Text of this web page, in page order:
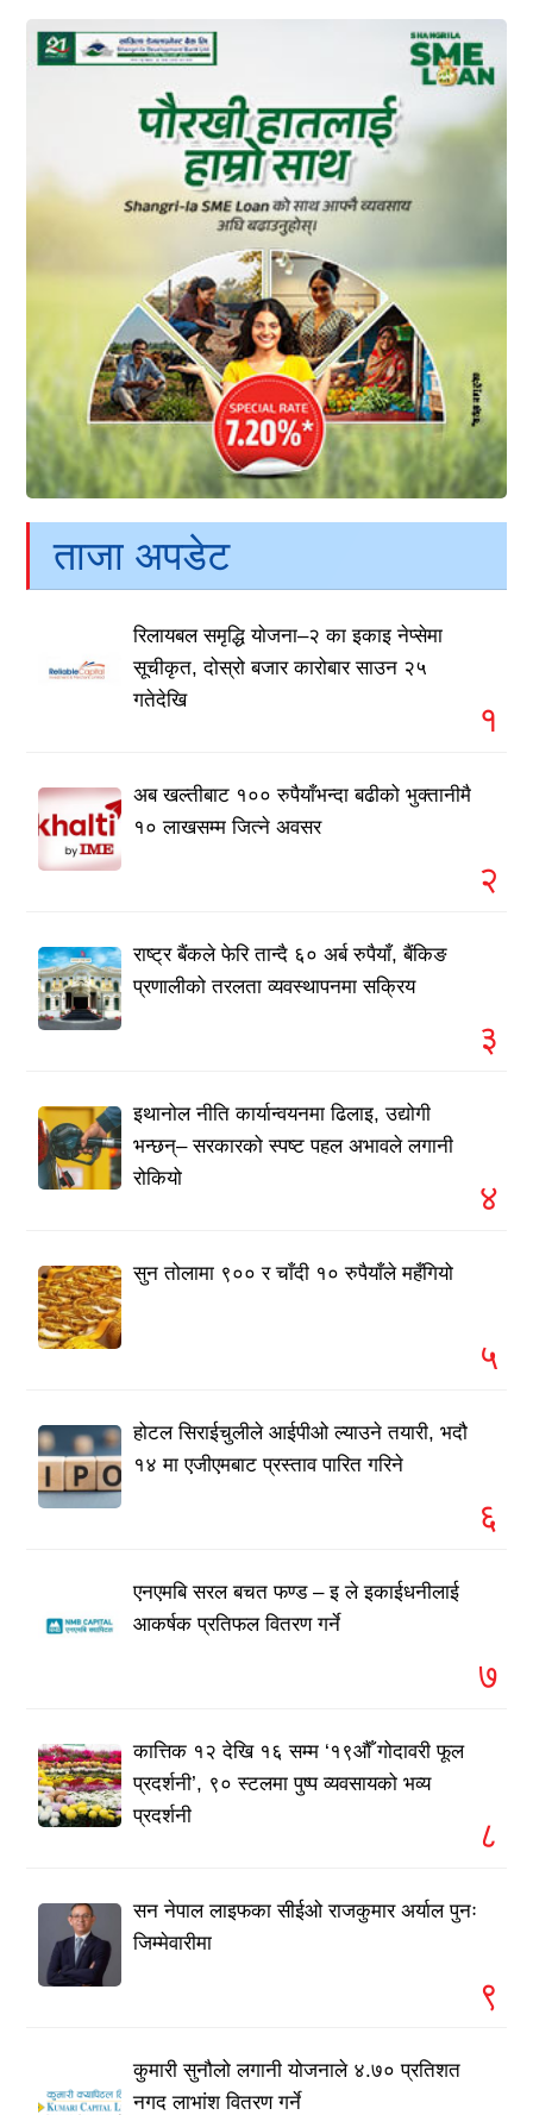
ताजा अपडेट
रिलायबल समृद्धि योजना–२ का इकाइ नेप्सेमा
सूचीकृत, दोस्रो बजार कारोबार साउन २५
गतेदेखि
१
अब खल्तीबाट १०० रुपैयाँभन्दा बढीको भुक्तानीमै
१० लाखसम्म जित्ने अवसर
२
राष्ट्र बैंकले फेरि तान्दै ६० अर्ब रुपैयाँ, बैंकिङ
प्रणालीको तरलता व्यवस्थापनमा सक्रिय
३
इथानोल नीति कार्यान्वयनमा ढिलाइ, उद्योगी
भन्छन्– सरकारको स्पष्ट पहल अभावले लगानी
रोकियो
४
सुन तोलामा ९०० र चाँदी १० रुपैयाँले महँगियो
५
होटल सिराईचुलीले आईपीओ ल्याउने तयारी, भदौ
१४ मा एजीएमबाट प्रस्ताव पारित गरिने
६
एनएमबि सरल बचत फण्ड – इ ले इकाईधनीलाई
आकर्षक प्रतिफल वितरण गर्ने
७
कात्तिक १२ देखि १६ सम्म ‘१९औँ गोदावरी फूल
प्रदर्शनी’, ९० स्टलमा पुष्प व्यवसायको भव्य
प्रदर्शनी
८
सन नेपाल लाइफका सीईओ राजकुमार अर्याल पुनः
जिम्मेवारीमा
९
कुमारी सुनौलो लगानी योजनाले ४.७० प्रतिशत
नगद लाभांश वितरण गर्ने